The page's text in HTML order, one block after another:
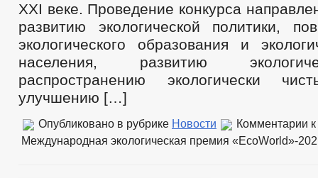
XXI веке. Проведение конкурса
развитию экологической политики,
экологического образования и
населения, развитию
распространению экологически
улучшению […]
Опубликовано в рубрике Новости Комментарии
Международная экологическая премия «EcoWorld»-